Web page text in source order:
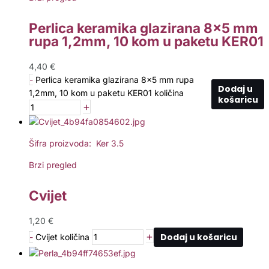
Perlica keramika glazirana 8×5 mm
rupa 1,2mm, 10 kom u paketu KER01
4,40 €
- Perlica keramika glazirana 8x5 mm rupa
1,2mm, 10 kom u paketu KER01 količina
+
Dodaj u
košaricu
Šifra proizvoda: Ker 3.5
Brzi pregled
Cvijet
1,20 €
- Cvijet količina + Dodaj u košaricu